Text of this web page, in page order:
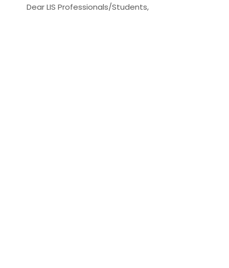
Dear LIS Professionals/Students,